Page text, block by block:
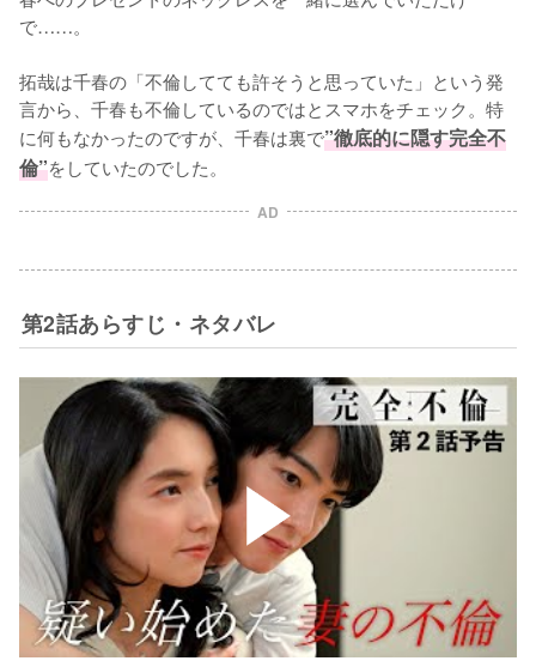
で……。
拓哉は千春の「不倫してても許そうと思っていた」という発
言から、千春も不倫しているのではとスマホをチェック。特
に何もなかったのですが、千春は裏で”徹底的に隠す完全不
倫”をしていたのでした。
AD
第2話あらすじ・ネタバレ